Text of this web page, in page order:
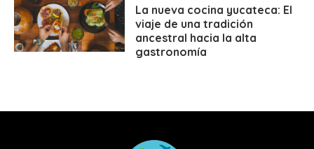
La nueva cocina yucateca: El
viaje de una tradición
ancestral hacia la alta
gastronomía